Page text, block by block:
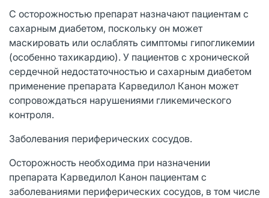
С осторожностью препарат назначают пациентам с
сахарным диабетом, поскольку он может
маскировать или ослаблять симптомы гипогликемии
(особенно тахикардию). У пациентов с хронической
сердечной недостаточностью и сахарным диабетом
применение препарата Карведилол Канон может
сопровождаться нарушениями гликемического
контроля.
Заболевания периферических сосудов.
Осторожность необходима при назначении
препарата Карведилол Канон пациентам с
заболеваниями периферических сосудов, в том числе